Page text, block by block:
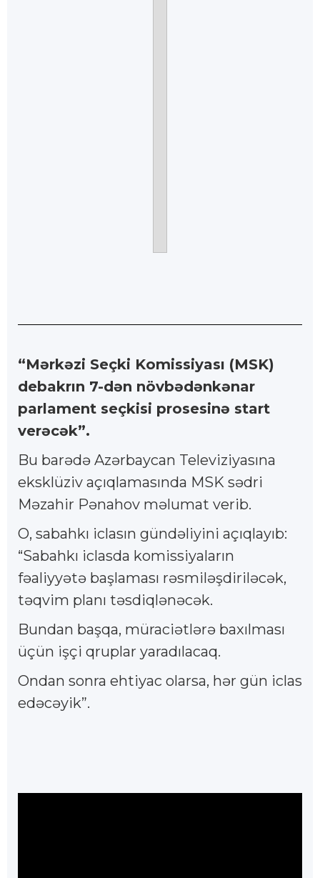
“Mərkəzi Seçki Komissiyası (MSK)
debakrın 7-dən növbədənkənar
parlament seçkisi prosesinə start
verəcək”.
Bu barədə Azərbaycan Televiziyasına
eksklüziv açıqlamasında MSK sədri
Məzahir Pənahov məlumat verib.
O, sabahkı iclasın gündəliyini açıqlayıb:
“Sabahkı iclasda komissiyaların
fəaliyyətə başlaması rəsmiləşdiriləcək,
təqvim planı təsdiqlənəcək.
Bundan başqa, müraciətlərə baxılması
üçün işçi qruplar yaradılacaq.
Ondan sonra ehtiyac olarsa, hər gün iclas
edəcəyik”.